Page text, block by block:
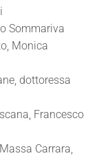
Sommariva
Monica
dottoressa
Francesco
Carrara,